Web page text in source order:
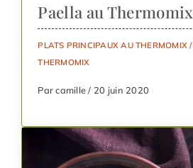
Paella au Thermomix
PLATS PRINCIPAUX AU THERMOMIX /
THERMOMIX
Par camille / 20 juin 2020